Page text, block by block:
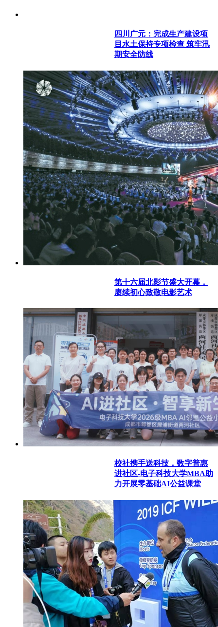
四川广元：完成生产建设项
目水土保持专项检查 筑牢汛
期安全防线
第十六届北影节盛大开幕，
赓续初心致敬电影艺术
校社携手送科技，数字普惠
进社区-电子科技大学MBA助
力开展零基础AI公益课堂